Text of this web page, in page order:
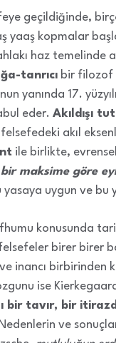
geçildiğinde,
yaaş kopmalar
haz temelinde
tanrıcı bir filozof
yanında 17.
eder. Akıldışı
akıl
ile birlikte,
maksime göre
uygun ve bu
konusunda
felsefeler birer
inancı birbirinden
ise
bir tavır, bir
ve